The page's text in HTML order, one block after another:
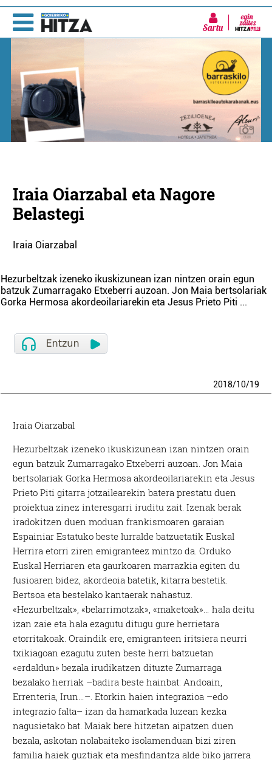
Sartu
Iraia Oiarzabal eta Nagore
Belastegi
Iraia Oiarzabal
Hezurbeltzak izeneko ikuskizunean izan nintzen orain egun
batzuk Zumarragako Etxeberri auzoan. Jon Maia bertsolariak
Gorka Hermosa akordeoilariarekin eta Jesus Prieto Piti ...
2018/10/19
Iraia Oiarzabal
Hezurbeltzak izeneko ikuskizunean izan nintzen orain
egun batzuk Zumarragako Etxeberri auzoan. Jon Maia
bertsolariak Gorka Hermosa akordeoilariarekin eta Jesus
Prieto Piti gitarra jotzailearekin batera prestatu duen
proiektua zinez interesgarri iruditu zait. Izenak berak
iradokitzen duen moduan frankismoaren garaian
Espainiar Estatuko beste lurralde batzuetatik Euskal
Herrira etorri ziren emigranteez mintzo da. Orduko
Euskal Herriaren eta gaurkoaren marrazkia egiten du
fusioaren bidez, akordeoia batetik, kitarra bestetik.
Bertsoa eta bestelako kantaerak nahastuz.
«Hezurbeltzak», «belarrimotzak», «maketoak»… hala deitu
izan zaie eta hala ezagutu ditugu gure herrietara
etorritakoak. Oraindik ere, emigranteen iritsiera neurri
txikiagoan ezagutu zuten beste herri batzuetan
«erdaldun» bezala irudikatzen dituzte Zumarraga
bezalako herriak –badira beste hainbat: Andoain,
Errenteria, Irun…–. Etorkin haien integrazioa –edo
integrazio falta– izan da hamarkada luzean kezka
nagusietako bat. Maiak bere hitzetan aipatzen duen
bezala, askotan nolabaiteko isolamenduan bizi ziren
familia haiek guztiak eta mesfindantza alde biko jarrera